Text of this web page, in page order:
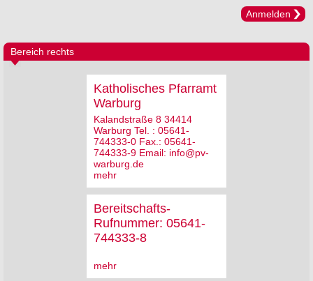
Anmelden
Bereich rechts
Katholisches Pfarramt
Warburg
Kalandstraße 8 34414
Warburg Tel. : 05641-
744333-0 Fax.: 05641-
744333-9 Email: info@pv-
warburg.de
mehr
Bereitschafts-
Rufnummer: 05641-
744333-8
mehr